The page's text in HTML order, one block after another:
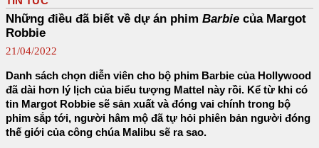
Những điều đã biết về dự án phim Barbie của Margot
Robbie
21/04/2022
Danh sách chọn diễn viên cho bộ phim Barbie của Hollywood
đã dài hơn lý lịch của biểu tượng Mattel này rồi. Kể từ khi có
tin Margot Robbie sẽ sản xuất và đóng vai chính trong bộ
phim sắp tới, người hâm mộ đã tự hỏi phiên bản người đóng
thế giới của công chúa Malibu sẽ ra sao.